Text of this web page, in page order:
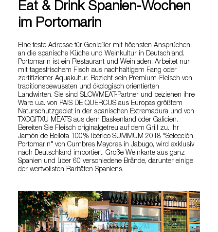
Eat & Drink Spanien-Wochen
im Portomarin
Eine feste Adresse für Genießer mit höchsten Ansprüchen
an die spanische Küche und Weinkultur in Deutschland.
Portomarin ist ein Restaurant und Weinladen. Arbeitet nur
mit tagesfrischem Fisch aus nachhaltigem Fang oder
zertifizierter Aquakultur. Bezieht sein Premium-Fleisch von
traditionsbewussten und ökologisch orientierten
Landwirten. Sie sind SLOWMEAT-Partner und beziehen ihre
Ware u.a. von PAIS DE QUERCUS aus Europas größtem
Naturschutzgebiet in der spanischen Extremadura und von
TXOGITXU MEATS aus dem Baskenland oder Galicien.
Bereiten Sie Fleisch originalgetreu auf dem Grill zu. Ihr
Jamón de Bellota 100% Ibérico SUMMUM 2018 "Selección
Portomarin" von Cumbres Mayores in Jabugo, wird exklusiv
nach Deutschland importiert. Große Weinkarte aus ganz
Spanien und über 60 verschiedene Brände, darunter einige
der wertvollsten Raritäten Spaniens.